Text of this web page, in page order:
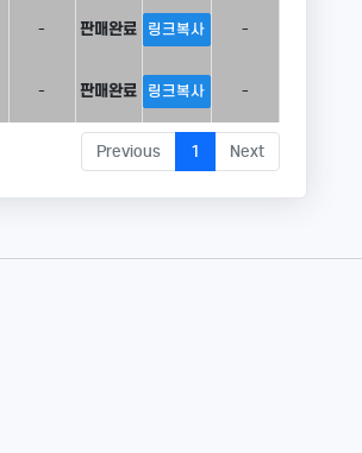
- 판매완료 링크복사 -
- 판매완료 링크복사 -
Previous 1 Next